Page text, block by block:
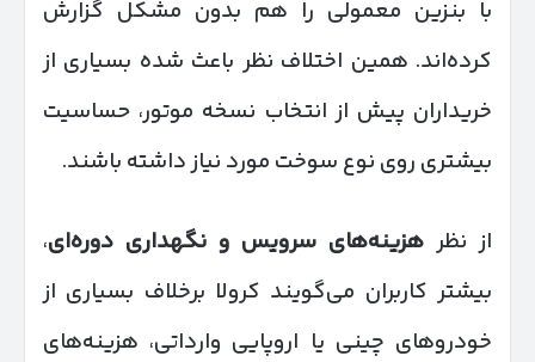
با بنزین معمولی را هم بدون مشکل گزارش
کرده‌اند. همین اختلاف نظر باعث شده بسیاری از
خریداران پیش از انتخاب نسخه موتور، حساسیت
بیشتری روی نوع سوخت مورد نیاز داشته باشند.
از نظر هزینه‌های سرویس و نگهداری دوره‌ای،
بیشتر کاربران می‌گویند کرولا برخلاف بسیاری از
خودروهای چینی یا اروپایی وارداتی، هزینه‌های